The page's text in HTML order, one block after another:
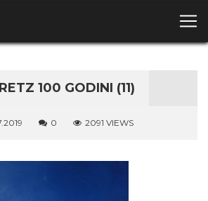
100 GODINI (11)
0 2091 VIEWS